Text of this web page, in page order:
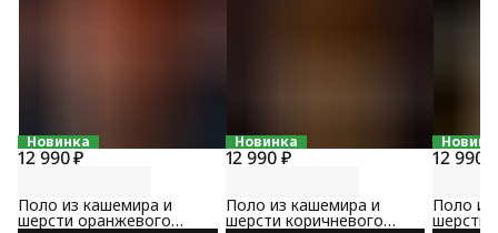
Новинка
12 990 ₽
Поло из кашемира и
шерсти оранжевого
Новинка
12 990 ₽
Поло из кашемира и
шерсти коричневого
12 990 ₽
Поло
шерсти